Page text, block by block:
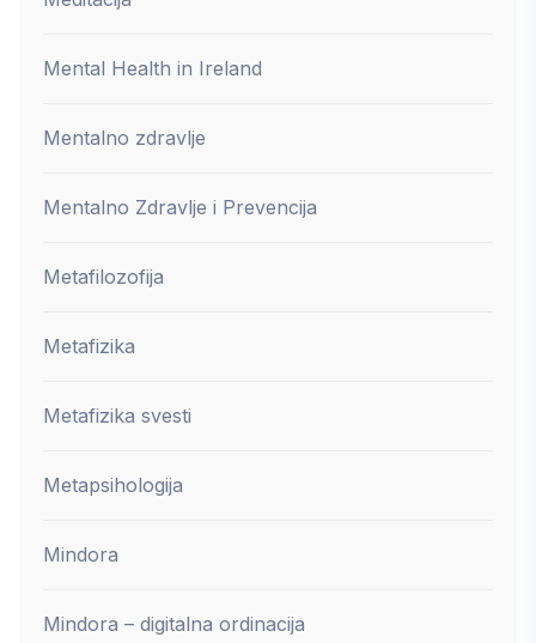
Mental Health in Ireland
Mentalno zdravlje
Mentalno Zdravlje i Prevencija
Metafilozofija
Metafizika
Metafizika svesti
Metapsihologija
Mindora
Mindora – digitalna ordinacija